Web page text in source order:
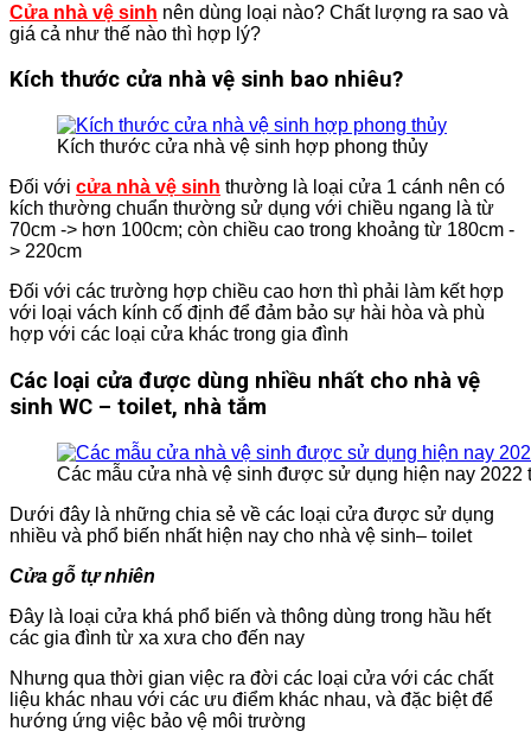
Cửa nhà vệ sinh nên dùng loại nào? Chất lượng ra sao và
giá cả như thế nào thì hợp lý?
Kích thước cửa nhà vệ sinh bao nhiêu?
Kích thước cửa nhà vệ sinh hợp phong thủy
Đối với cửa nhà vệ sinh thường là loại cửa 1 cánh nên có
kích thường chuẩn thường sử dụng với chiều ngang là từ
70cm -> hơn 100cm; còn chiều cao trong khoảng từ 180cm -
> 220cm
Đối với các trường hợp chiều cao hơn thì phải làm kết hợp
với loại vách kính cố định để đảm bảo sự hài hòa và phù
hợp với các loại cửa khác trong gia đình
Các loại cửa được dùng nhiều nhất cho nhà vệ
sinh WC – toilet, nhà tắm
Các mẫu cửa nhà vệ sinh được sử dụng hiện nay 2022
Dưới đây là những chia sẻ về các loại cửa được sử dụng
nhiều và phổ biến nhất hiện nay cho nhà vệ sinh– toilet
Cửa gỗ tự nhiên
Đây là loại cửa khá phổ biến và thông dùng trong hầu hết
các gia đình từ xa xưa cho đến nay
Nhưng qua thời gian việc ra đời các loại cửa với các chất
liệu khác nhau với các ưu điểm khác nhau, và đặc biệt để
hướng ứng việc bảo vệ môi trường